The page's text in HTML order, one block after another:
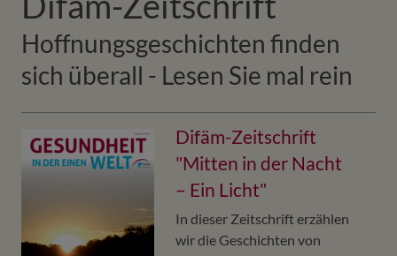
Hoffnungsgeschichten finden
sich überall - Lesen Sie mal rein
Difäm-Zeitschrift
"Mitten in der Nacht
– Ein Licht"
In dieser Zeitschrift erzählen
wir die Geschichten von